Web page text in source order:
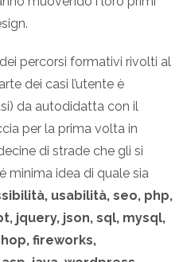
percorsi formativi rivolti al
dei casi l’utente è
da autodidatta con il
per la prima volta in
di strade che gli si
minima idea di quale sia
usabilità, seo, php,
jquery, json, sql, mysql,
fireworks,